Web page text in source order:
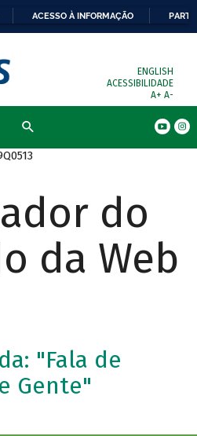
ACESSO À INFORMAÇÃO
ENGLISH
ACESSIBILIDADE
A+ A-
do
da Web
"Fala de
Gente"